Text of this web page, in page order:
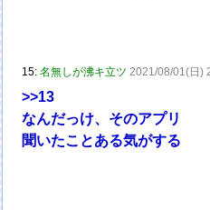
15:名無しが沸キ立ツ 2021/08/01(日)
>>13
なんだっけ、そのアプリ
聞いたことある気がする